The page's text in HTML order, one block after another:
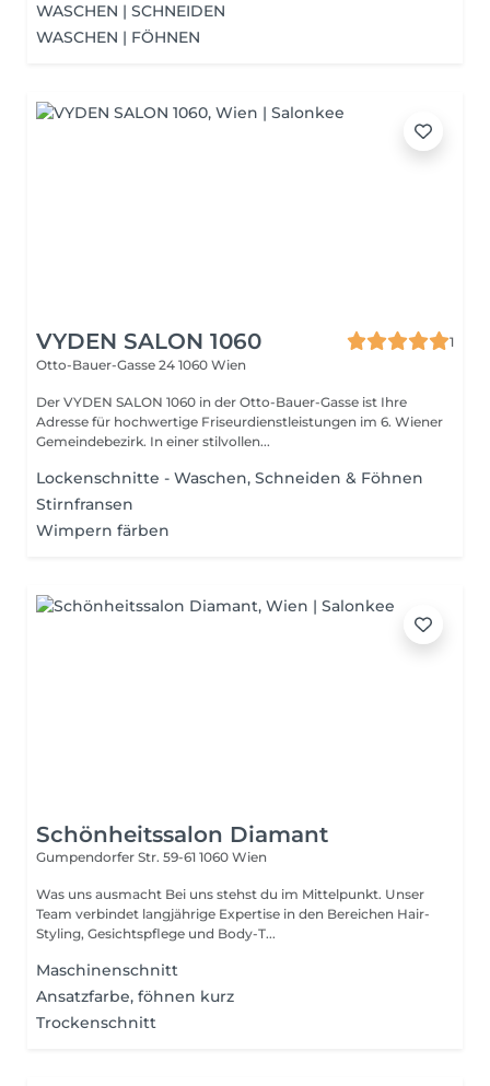
WASCHEN | SCHNEIDEN
WASCHEN | FÖHNEN
VYDEN SALON 1060
1
Otto-Bauer-Gasse 24 1060 Wien
Der VYDEN SALON 1060 in der Otto-Bauer-Gasse ist Ihre
Adresse für hochwertige Friseurdienstleistungen im 6. Wiener
Gemeindebezirk. In einer stilvollen...
Lockenschnitte - Waschen, Schneiden & Föhnen
Stirnfransen
Wimpern färben
Schönheitssalon Diamant
Gumpendorfer Str. 59-61 1060 Wien
Was uns ausmacht Bei uns stehst du im Mittelpunkt. Unser
Team verbindet langjährige Expertise in den Bereichen Hair-
Styling, Gesichtspflege und Body-T...
Maschinenschnitt
Ansatzfarbe, föhnen kurz
Trockenschnitt